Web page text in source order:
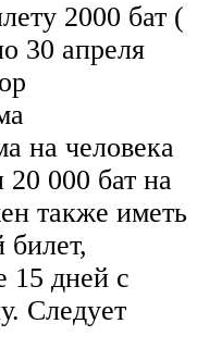
2000 бат (
30 апреля
на человека
20 000 бат на
также иметь
15 дней с
Следует